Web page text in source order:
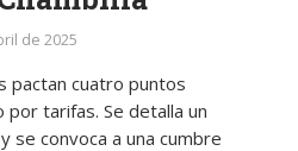
de 2025
pactan cuatro puntos
tarifas. Se detalla un
se convoca a una cumbre